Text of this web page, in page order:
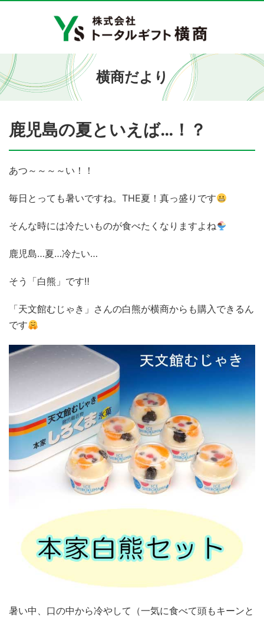
横商だより
鹿児島の夏といえば…！？
あつ～～～～い！！
毎日とっても暑いですね。THE夏！真っ盛りです
そんな時には冷たいものが食べたくなりますよね
鹿児島…夏…冷たい…
そう「白熊」です‼
「天文館むじゃき」さんの白熊が横商からも購入できるん
です
暑い中、口の中から冷やして（一気に食べて頭もキーンと